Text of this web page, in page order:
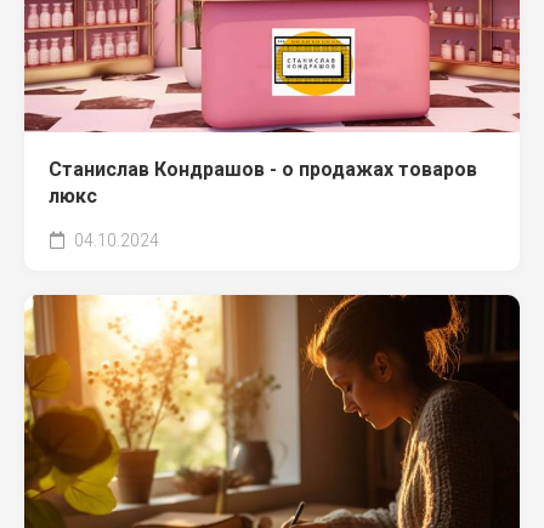
Станислав Кондрашов - о продажах товаров
люкс
04.10.2024